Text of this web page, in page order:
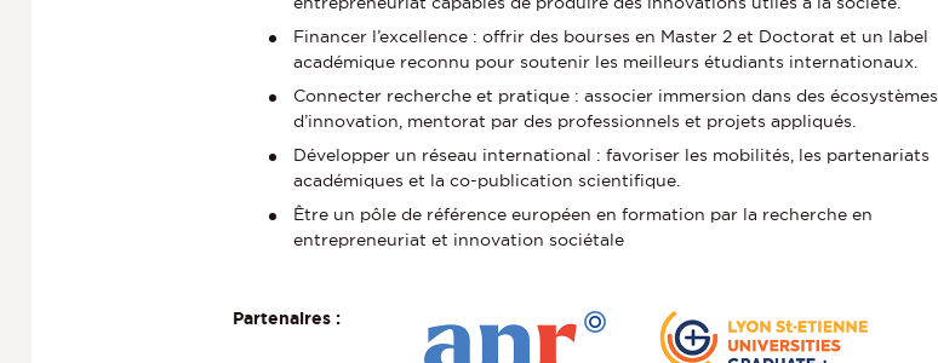
Financer l’excellence : offrir des bourses en Master 2 et Doctorat et un label
académique reconnu pour soutenir les meilleurs étudiants internationaux.
Connecter recherche et pratique : associer immersion dans des écosystèmes
d’innovation, mentorat par des professionnels et projets appliqués.
Développer un réseau international : favoriser les mobilités, les partenariats
académiques et la co-publication scientifique.
Être un pôle de référence européen en formation par la recherche en
entrepreneuriat et innovation sociétale
Partenaires :